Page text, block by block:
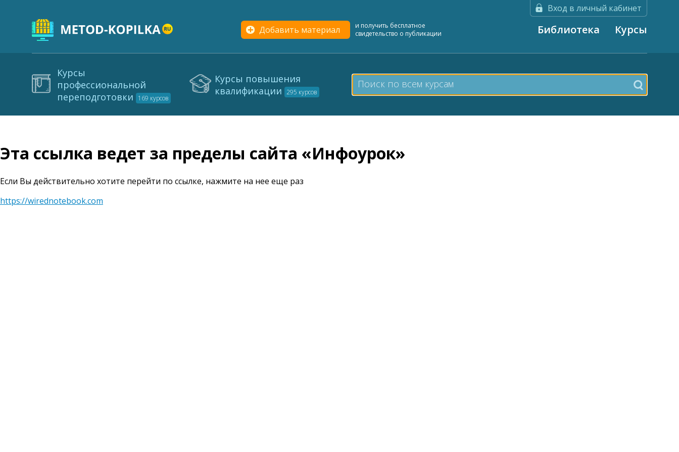
Вход в личный кабинет
Добавить материал
и получить бесплатное
свидетельство о публикации
Библиотека Курсы
Курсы
профессиональной
переподготовки
169 курсов
Курсы повышения
квалификации 295 курсов
Эта ссылка ведет за пределы сайта «Инфоурок»
Если Вы действительно хотите перейти по ссылке, нажмите на нее еще раз
https://wirednotebook.com